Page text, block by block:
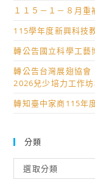
１１５－１－８月重
115學年度新興科技
轉公告國立科學工
轉公告台灣展翅協會
2026兒少培力工作
轉知臺中家商115年
分類
類
選取分類